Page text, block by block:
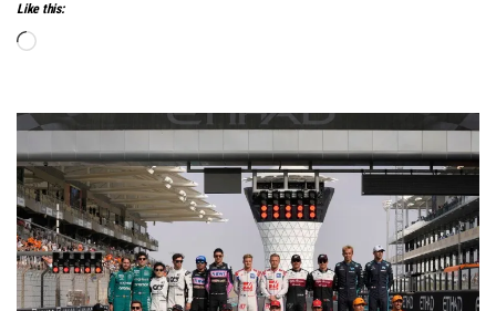
Like this:
Loading…